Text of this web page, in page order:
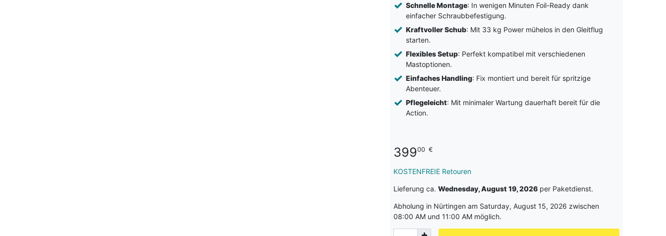
Schnelle Montage: In wenigen Minuten Foil-Ready dank
einfacher Schraubbefestigung.
Kraftvoller Schub: Mit 33 kg Power mühelos in den Gleitflug
starten.
Flexibles Setup: Perfekt kompatibel mit verschiedenen
Mastoptionen.
Einfaches Handling: Fix montiert und bereit für spritzige
Abenteuer.
Pflegeleicht: Mit minimaler Wartung dauerhaft bereit für die
Action.
39900 €
KOSTENFREIE Retouren
Lieferung ca. Wednesday, August 19, 2026 per Paketdienst.
Abholung in Nürtingen am Saturday, August 15, 2026 zwischen
08:00 AM und 11:00 AM möglich.